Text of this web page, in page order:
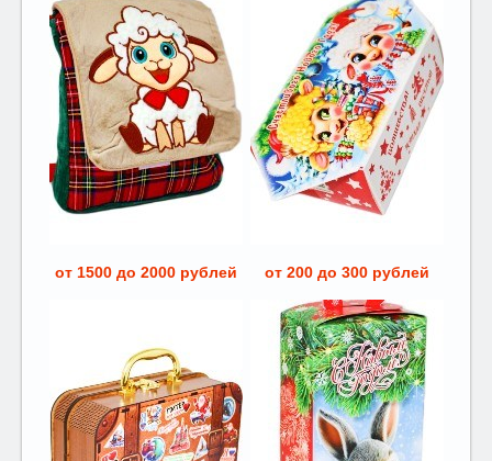
от 1500 до 2000 рублей от 200 до 300 рублей